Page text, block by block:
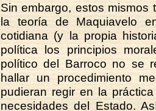
Sin embargo, estos mismos
la teoría de Maquiavelo
cotidiana (y la propia
política los principios
político del Barroco no se
hallar un procedimiento
pudieran regir en la
necesidades del Estado.